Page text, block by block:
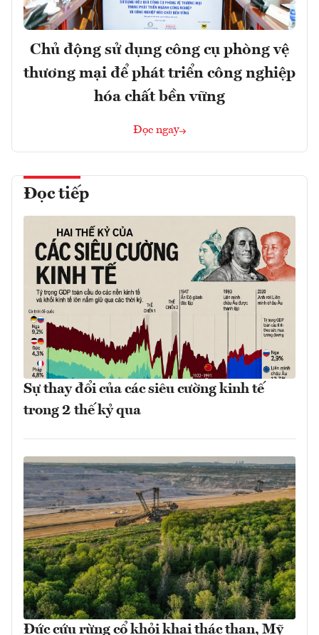
Chủ động sử dụng công cụ phòng vệ
thương mại để phát triển công nghiệp
hóa chất bền vững
Đọc ngay
Đọc tiếp
Sự thay đổi của các siêu cường kinh tế
trong 2 thế kỷ qua
Đức cứu rừng cổ khỏi khai thác than, Mỹ